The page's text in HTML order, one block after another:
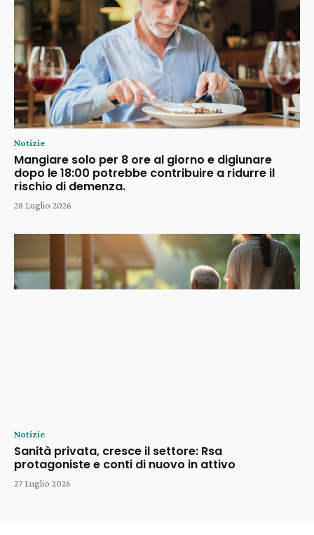
Notizie
Mangiare solo per 8 ore al giorno e digiunare
dopo le 18:00 potrebbe contribuire a ridurre il
rischio di demenza.
28 Luglio 2026
Notizie
Sanità privata, cresce il settore: Rsa
protagoniste e conti di nuovo in attivo
27 Luglio 2026